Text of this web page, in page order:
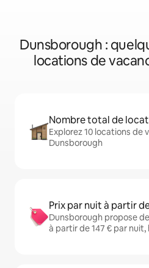
Dunsborough :
locations de
Nombre total de
Explorez 10 locations de
Dunsborough
Prix par nuit à partir
Dunsborough propose
à partir de 147 € par